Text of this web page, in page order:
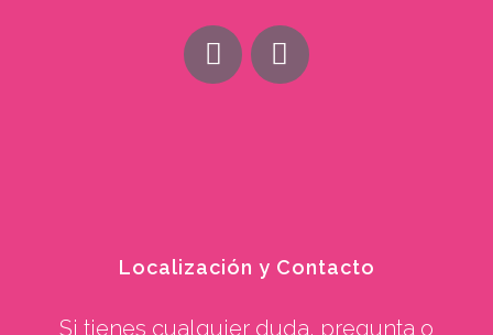
Localización y Contacto
Si tienes cualquier duda, pregunta o